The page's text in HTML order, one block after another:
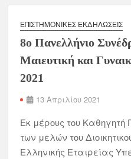
ΕΠΙΣΤΗΜΟΝΙΚΈΣ ΕΚΔΗΛΏΣΕΙΣ
8ο Πανελλήνιο
Μαιευτική και
2021
13 Απριλίου 2021
Εκ μέρους του
των μελών του
Ελληνικής Εταιρείας